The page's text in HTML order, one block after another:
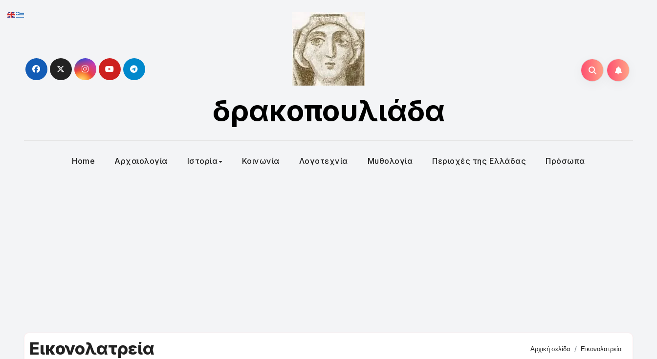
to
δρακοπουλιάδα
Home Αρχαιολογία Ιστορία Κοινωνία Λογοτεχνία Μυθολογία Περιοχές της Ελλάδας Πρόσωπα
Εικονολατρεία Αρχική σελίδα Εικονολατρεία